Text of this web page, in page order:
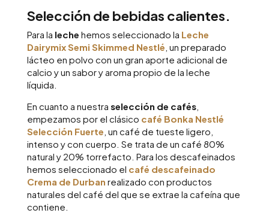
Selección de bebidas calientes.
Para la leche hemos seleccionado la Leche
Dairymix Semi Skimmed Nestlé un preparado
lácteo en polvo con un gran aporte adicional de
calcio y un sabor y aroma propio de la leche
líquida.
En cuanto a nuestra selección de cafés,
empezamos por el clásico café Bonka Nestlé
Selección Fuerte un café de tueste ligero,
intenso y con cuerpo. Se trata de un café 80%
natural y 20% torrefacto. Para los descafeinados
hemos seleccionado el café descafeinado
Crema de Durban realizado con productos
naturales del café del que se extrae la cafeína que
contiene.